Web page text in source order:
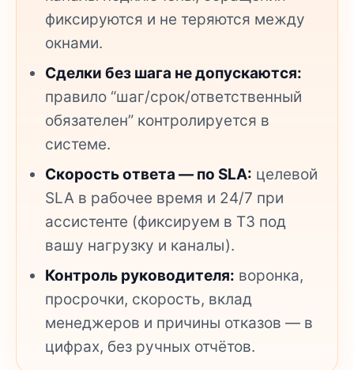
фиксируются и не теряются между
окнами.
Сделки без шага не допускаются:
правило “шаг/срок/ответственный
обязателен” контролируется в
системе.
Скорость ответа — по SLA: целевой
SLA в рабочее время и 24/7 при
ассистенте (фиксируем в ТЗ под
вашу нагрузку и каналы).
Контроль руководителя: воронка,
просрочки, скорость, вклад
менеджеров и причины отказов — в
цифрах, без ручных отчётов.